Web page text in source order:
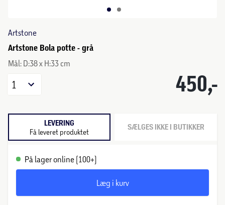
Artstone
Artstone Bola potte - grå
Mål: D:38 x H:33 cm
450,-
1
LEVERING
Få leveret produktet SÆLGES IKKE I BUTIKKER
På lager online (100+)
Læg i kurv